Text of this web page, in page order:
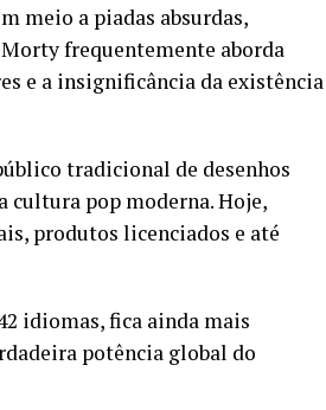
meio a piadas absurdas,
frequentemente aborda
e a insignificância da existência
tradicional de desenhos
cultura pop moderna. Hoje,
produtos licenciados e até
idiomas, fica ainda mais
potência global do